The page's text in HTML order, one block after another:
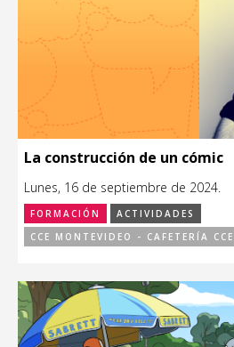
La construcción de un cómic
Lunes, 16 de septiembre de 2024.
FORMACIÓN
ACTIVIDADES
CCE MONTEVIDEO - CAFETERÍA CCE